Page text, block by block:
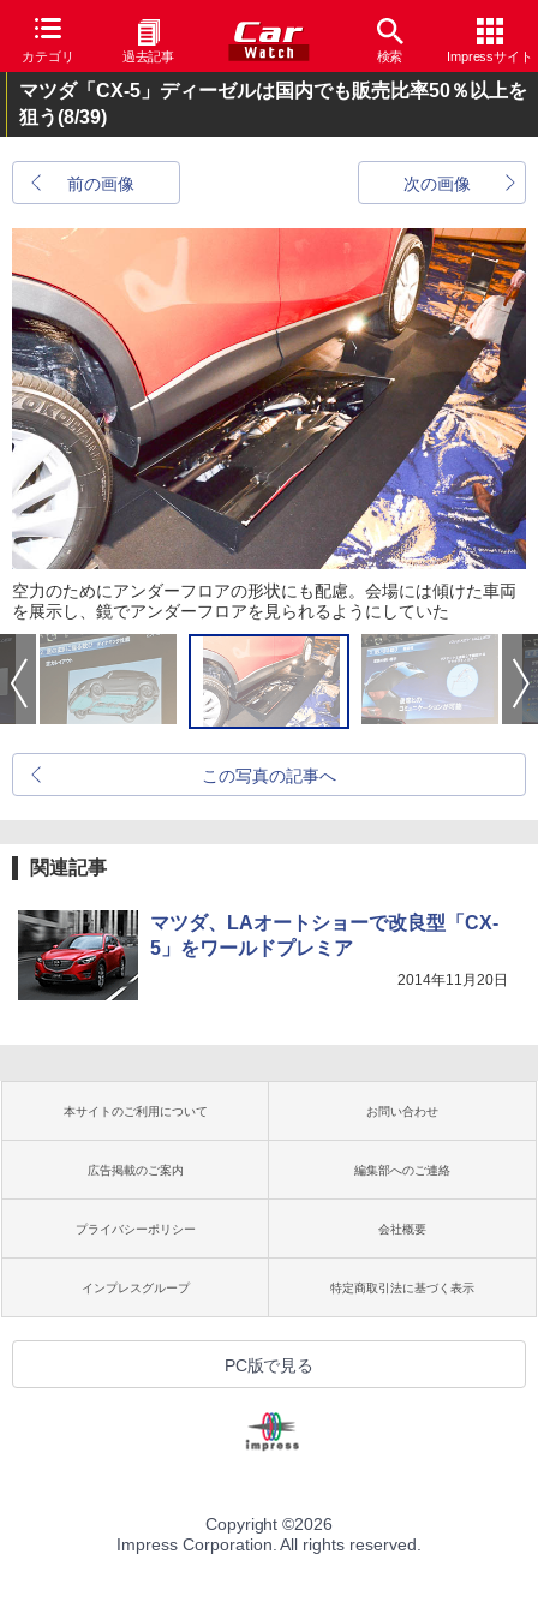
カテゴリ 過去記事 検索 Impressサイト
マツダ「CX-5」ディーゼルは国内でも販売比率50％以上を
狙う(8/39)
前の画像 次の画像
空力のためにアンダーフロアの形状にも配慮。会場には傾けた車両
を展示し、鏡でアンダーフロアを見られるようにしていた
この写真の記事へ
関連記事
マツダ、LAオートショーで改良型「CX-
5」をワールドプレミア
2014年11月20日
本サイトのご利用について お問い合わせ
広告掲載のご案内 編集部へのご連絡
プライバシーポリシー 会社概要
インプレスグループ 特定商取引法に基づく表示
PC版で見る
Copyright ©2026
Impress Corporation. All rights reserved.